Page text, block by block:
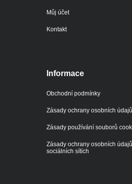
Můj účet
Kontakt
Informace
Obchodní podmínky
Zásady ochrany osobních údajů
Zásady používání souborů
Zásady ochrany osobních
sociálních sítích